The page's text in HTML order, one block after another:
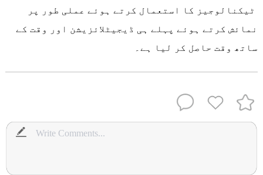
ٹیکنالوجیز کا استعمال کرتے ہوئے عملی طور پر
نمائش کرتے ہوئے پہلے ہی ڈیجیٹلائزیشن اور وقت کے
ساتھ وقت حاصل کر لیا ہے۔